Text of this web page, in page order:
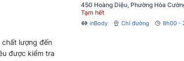
chất lượng đến
được kiểm tra
450 Hoàng Diệu, Phường Hòa
Tạm hết
inBody Chỉ đường 8h00 -